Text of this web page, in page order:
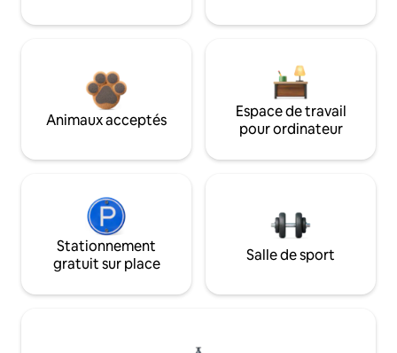
Animaux acceptés
Espace de travail
pour ordinateur
Stationnement
gratuit sur place
Salle de sport